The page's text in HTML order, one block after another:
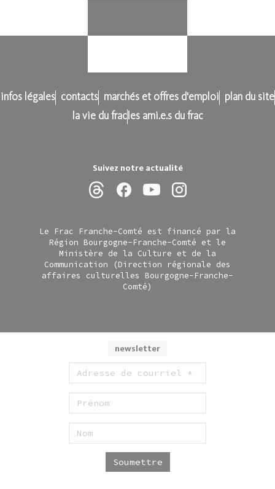
Suivez notre actualité
newsletter
Soumettre
infos légales contacts marchés et offres d'emploi
plan du site
la vie du frac les ami.e.s du frac
Le Frac Franche-Comté est financé par la
Région Bourgogne-Franche-Comté et le
Ministère de la Culture et de la
Communication (Direction régionale des
affaires culturelles Bourgogne-Franche-
Comté)